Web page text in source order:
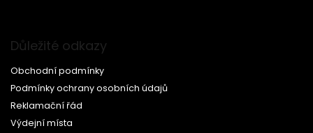
Důležité odkazy
Obchodní podmínky
Podmínky ochrany osobních údajů
Reklamační řád
Výdejní místa